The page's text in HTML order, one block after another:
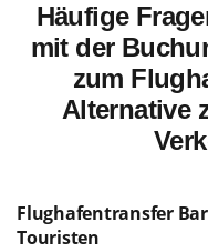
Häufige
mit der
zum
Alternative
Flughafentransfer
Touristen